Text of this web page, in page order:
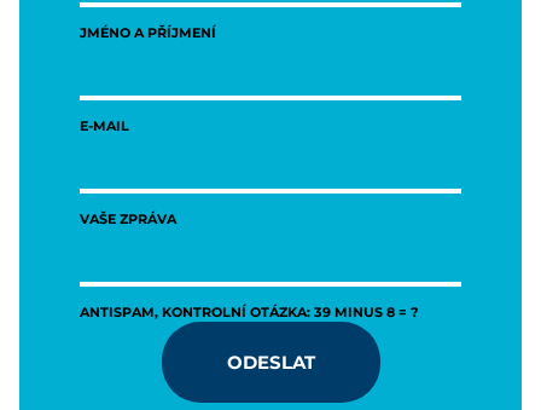
JMÉNO A PŘÍJMENÍ
E-MAIL
VAŠE ZPRÁVA
ANTISPAM, KONTROLNÍ OTÁZKA: 39 MINUS 8 = ?
ODESLAT